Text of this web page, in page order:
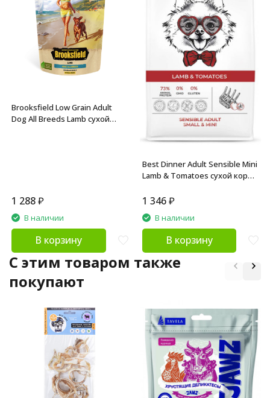
Brooksfield Low Grain Adult
Dog All Breeds Lamb сухой
1 288₽
В наличии
В корзину
Best Dinner Adult Sensible Mini
Lamb & Tomatoes сухой корм
склонных к аллергии и
с ягненком и томатами - 1,5 кг
1 346 ₽
В наличии
В корзину
C этим товаром также
покупают